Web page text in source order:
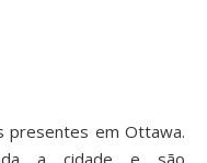
presentes em Ottawa.
a cidade e são